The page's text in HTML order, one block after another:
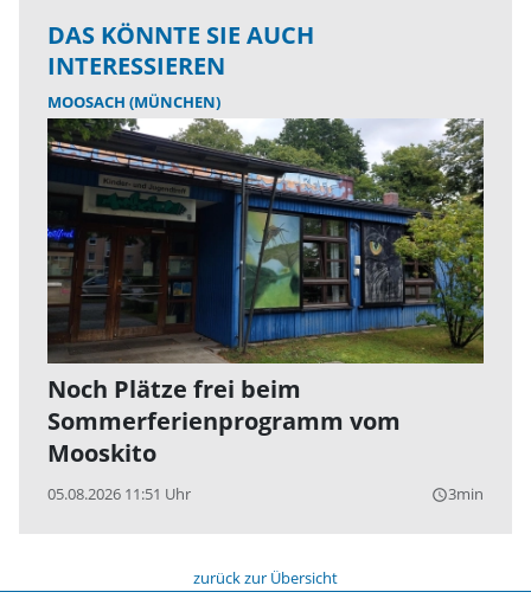
DAS KÖNNTE SIE AUCH
INTERESSIEREN
MOOSACH (MÜNCHEN)
Noch Plätze frei beim
Sommerferienprogramm vom
Mooskito
05.08.2026 11:51 Uhr query_builder3min
zurück zur Übersicht